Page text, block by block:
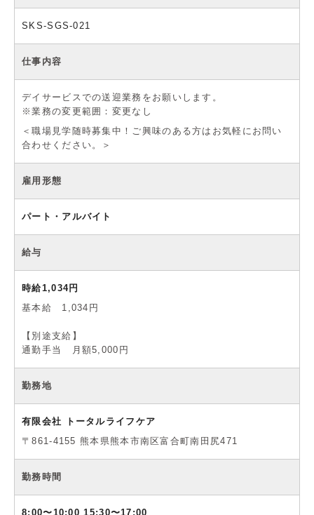
SKS-SGS-021
仕事内容
デイサービスでの送迎業務をお願いします。
※業務の変更範囲：変更なし
＜職場見学随時募集中！ご興味のある方はお気軽にお問い
合わせください。＞
雇用形態
パート・アルバイト
給与
時給1,034円
基本給 1,034円
【別途支給】
通勤手当 月額5,000円
勤務地
有限会社 トータルライフケア
〒861-4155 熊本県熊本市南区富合町南田尻471
勤務時間
8:00〜10:00 15:30〜17:00